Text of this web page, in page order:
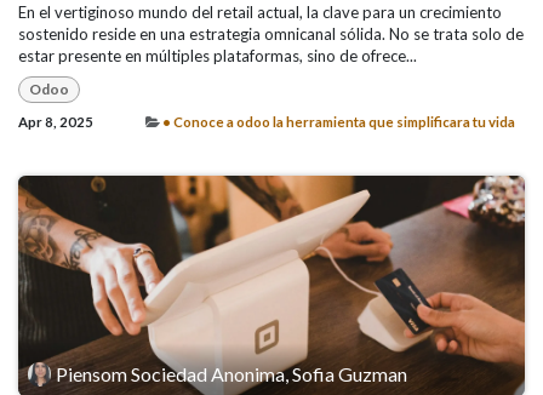
En el vertiginoso mundo del retail actual, la clave para un crecimiento
sostenido reside en una estrategia omnicanal sólida. No se trata solo de
estar presente en múltiples plataformas, sino de ofrece...
Odoo
Apr 8, 2025 • Conoce a odoo la herramienta que simplificara tu vida
Piensom Sociedad Anonima, Sofia Guzman